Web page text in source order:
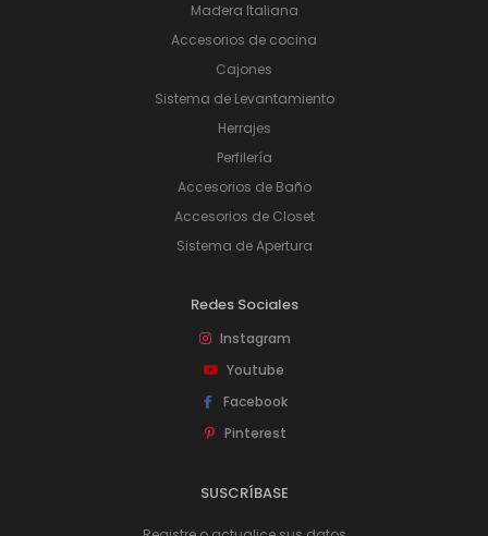
Madera Italiana
Accesorios de cocina
Cajones
Sistema de Levantamiento
Herrajes
Perfilería
Accesorios de Baño
Accesorios de Closet
Sistema de Apertura
Redes Sociales
Instagram
Youtube
Facebook
Pinterest
SUSCRÍBASE